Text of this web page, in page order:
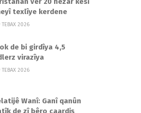
texlîye kerdene
TEBAX 2026
de bi girdîya 4,5
virazîya
TEBAX 2026
Wanî: Ganî qanûn
de zî bêro caardiş